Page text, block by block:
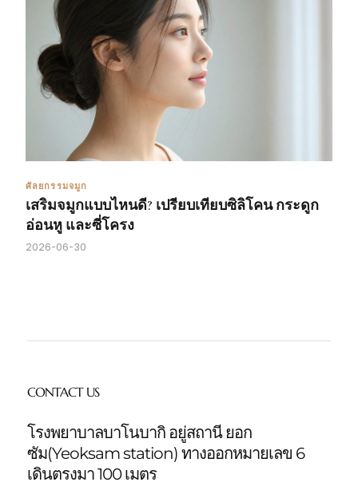
ศัลยกรรมจมูก
เสริมจมูกแบบไหนดี? เปรียบเทียบซิลิโคน กระดูก
อ่อนหู และซี่โครง
2026-06-30
CONTACT US
โรงพยาบาลบาโนบากิ อยู่สถานี ยอก
ซัม(Yeoksam station) ทางออกหมายเลข 6
เดินตรงมา 100 เมตร